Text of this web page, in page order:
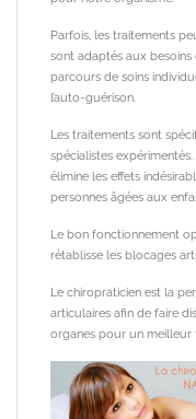
Parfois, les traitements
sont adaptés aux
parcours de soins
l’auto-guérison.
Les traitements sont
spécialistes
élimine les effets
personnes âgées aux
Le bon fonctionnement
rétablisse les blocages
Le chiropraticien est la
articulaires afin de faire
organes pour un meilleur